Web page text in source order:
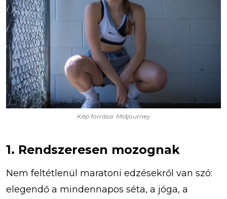
Kép forrása: Midjourney
1. Rendszeresen mozognak
Nem feltétlenül maratoni edzésekről van szó:
elegendő a mindennapos séta, a jóga, a